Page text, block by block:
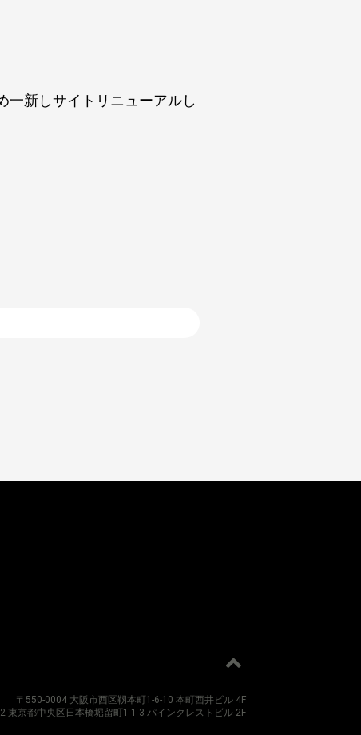
一新しサイトリニューアルし
〒550-0004 大阪市西区靱本町1-6-10 本町西井ビル 4F
東京都中央区日本橋堀留町1-1-3 パインクレストビル 2F